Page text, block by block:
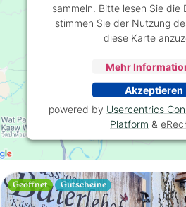
Geöffnet Gutscheine
sammeln. Bitte lesen Sie die
stimmen Sie der Nutzung
diese Karte
Mehr
Akzeptieren
powered by Usercentrics
Platform &